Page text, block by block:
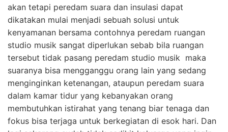
akan tetapi peredam suara dan insulasi dapat
dikatakan mulai menjadi sebuah solusi untuk
kenyamanan bersama contohnya peredam ruangan
studio musik sangat diperlukan sebab bila ruangan
tersebut tidak pasang peredam studio musik maka
suaranya bisa mengganggu orang lain yang sedang
menginginkan ketenangan, ataupun peredam suara
dalam kamar tidur yang kebanyakan orang
membutuhkan istirahat yang tenang biar tenaga dan
fokus bisa terjaga untuk berkegiatan di esok hari. Dan